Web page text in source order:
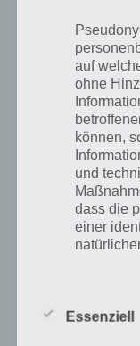
100 Floors –
Ebenfalls ein
der Tür befinden sich
Ränder und Farben
Kreise auf der Tür
die Schraube
auf
ohne
können,
und
dass die
einer
Essenziell